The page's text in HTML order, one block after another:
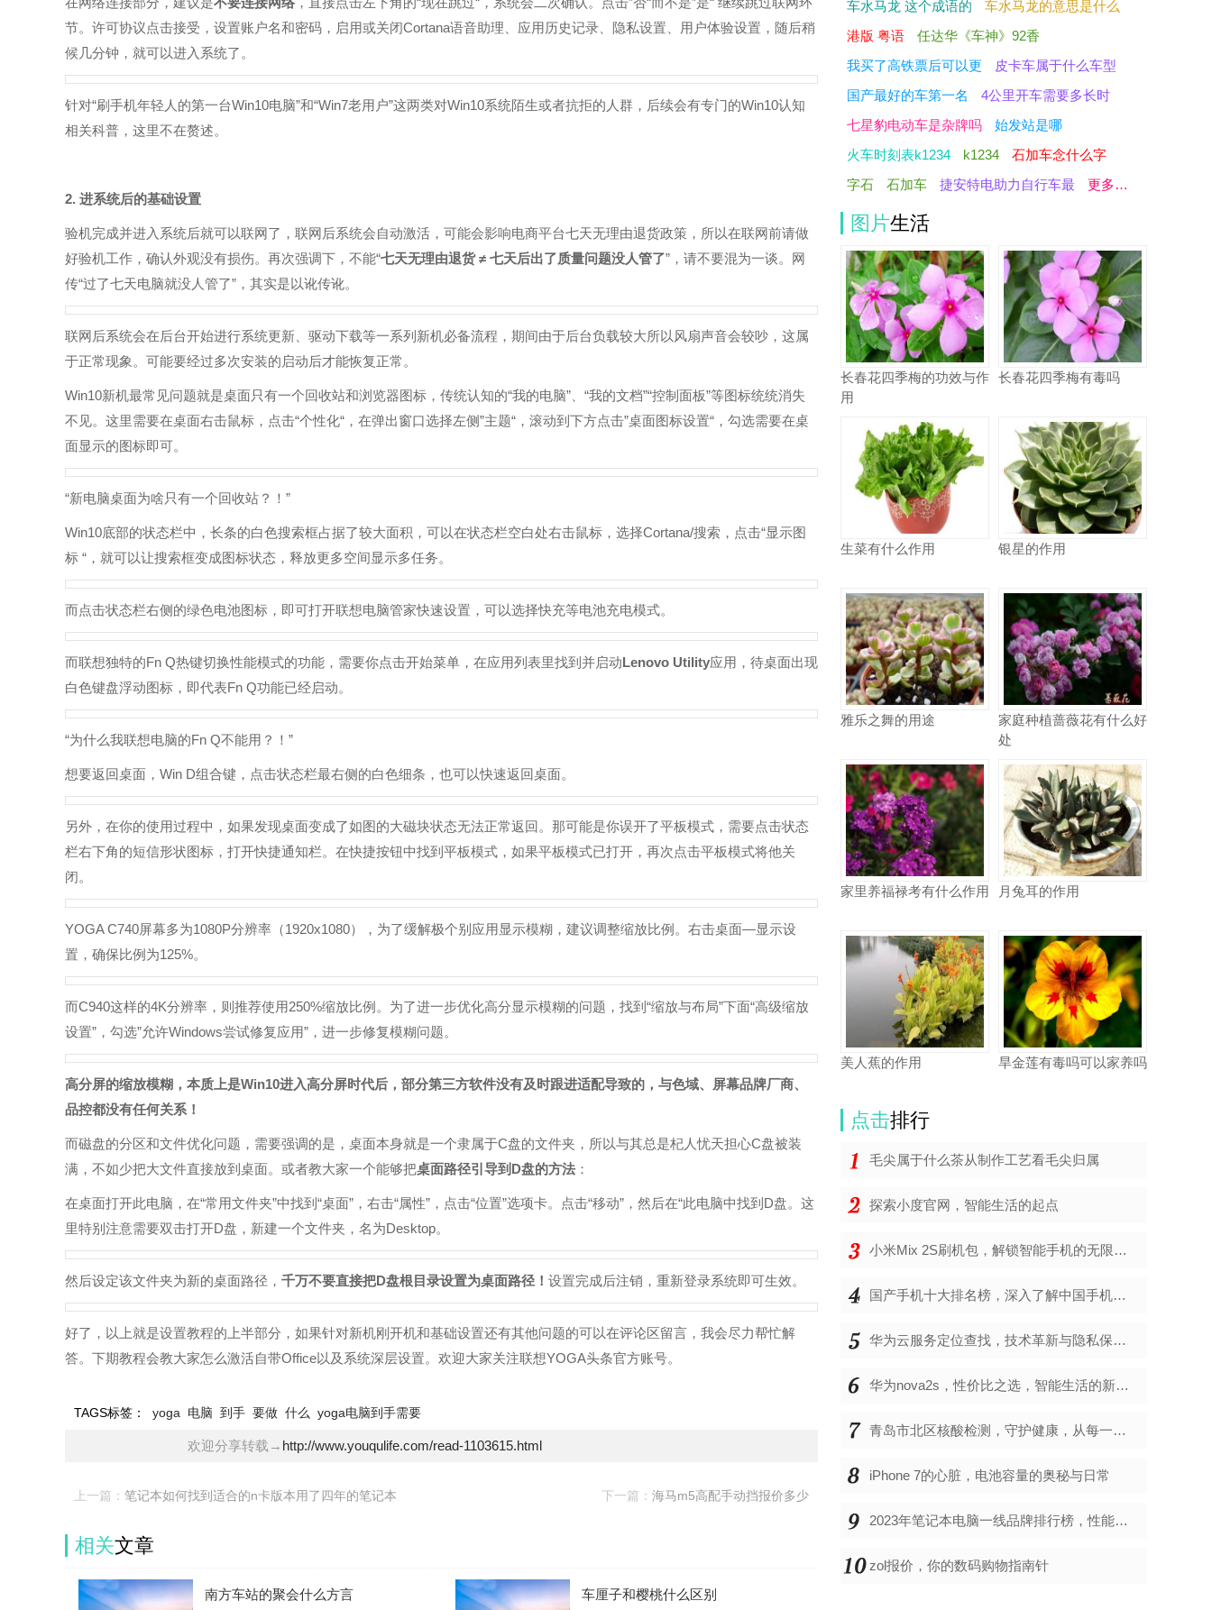
节。许可协议点击接受，设置账户名和密码，启用或关闭Cortana语音助理、应用历史记录、隐私设置、用户体验设置，随后稍
候几分钟，就可以进入系统了。
针对“刷手机年轻人的第一台Win10电脑”和“Win7老用户”这两类对Win10系统陌生或者抗拒的人群，后续会有专门的Win10认知
相关科普，这里不在赘述。
2. 进系统后的基础设置
验机完成并进入系统后就可以联网了，联网后系统会自动激活，可能会影响电商平台七天无理由退货政策，所以在联网前请做
好验机工作，确认外观没有损伤。再次强调下，不能“七天无理由退货 ≠ 七天后出了质量问题没人管了”，请不要混为一谈。网
传“过了七天电脑就没人管了”，其实是以讹传讹。
联网后系统会在后台开始进行系统更新、驱动下载等一系列新机必备流程，期间由于后台负载较大所以风扇声音会较吵，这属
于正常现象。可能要经过多次安装的启动后才能恢复正常。
Win10新机最常见问题就是桌面只有一个回收站和浏览器图标，传统认知的“我的电脑”、“我的文档”“控制面板”等图标统统消失
不见。这里需要在桌面右击鼠标，点击“个性化“，在弹出窗口选择左侧”主题“，滚动到下方点击”桌面图标设置“，勾选需要在桌
面显示的图标即可。
“新电脑桌面为啥只有一个回收站？！”
Win10底部的状态栏中，长条的白色搜索框占据了较大面积，可以在状态栏空白处右击鼠标，选择Cortana/搜索，点击“显示图
标 “，就可以让搜索框变成图标状态，释放更多空间显示多任务。
而点击状态栏右侧的绿色电池图标，即可打开联想电脑管家快速设置，可以选择快充等电池充电模式。
而联想独特的Fn Q热键切换性能模式的功能，需要你点击开始菜单，在应用列表里找到并启动Lenovo Utility应用，待桌面出现
白色键盘浮动图标，即代表Fn Q功能已经启动。
“为什么我联想电脑的Fn Q不能用？！”
想要返回桌面，Win D组合键，点击状态栏最右侧的白色细条，也可以快速返回桌面。
另外，在你的使用过程中，如果发现桌面变成了如图的大磁块状态无法正常返回。那可能是你误开了平板模式，需要点击状态
栏右下角的短信形状图标，打开快捷通知栏。在快捷按钮中找到平板模式，如果平板模式已打开，再次点击平板模式将他关
闭。
YOGA C740屏幕多为1080P分辨率（1920x1080），为了缓解极个别应用显示模糊，建议调整缩放比例。右击桌面—显示设
置，确保比例为125%。
而C940这样的4K分辨率，则推荐使用250%缩放比例。为了进一步优化高分显示模糊的问题，找到“缩放与布局”下面“高级缩放
设置”，勾选”允许Windows尝试修复应用”，进一步修复模糊问题。
高分屏的缩放模糊，本质上是Win10进入高分屏时代后，部分第三方软件没有及时跟进适配导致的，与色域、屏幕品牌厂商、
品控都没有任何关系！
而磁盘的分区和文件优化问题，需要强调的是，桌面本身就是一个隶属于C盘的文件夹，所以与其总是杞人忧天担心C盘被装
满，不如少把大文件直接放到桌面。或者教大家一个能够把桌面路径引导到D盘的方法 ：
在桌面打开此电脑，在“常用文件夹”中找到“桌面”，右击“属性”，点击“位置”选项卡。点击“移动”，然后在“此电脑中找到D盘。这
里特别注意需要双击打开D盘，新建一个文件夹，名为Desktop。
然后设定该文件夹为新的桌面路径， 千万不要直接把D盘根目录设置为桌面路径！ 设置完成后注销，重新登录系统即可生效。
好了，以上就是设置教程的上半部分，如果针对新机刚开机和基础设置还有其他问题的可以在评论区留言，我会尽力帮忙解
答。下期教程会教大家怎么激活自带Office以及系统深层设置。欢迎大家关注联想YOGA头条官方账号。
TAGS标签： yoga 电脑 到手 要做 什么 yoga电脑到手需要
欢迎分享转载→ http://www.youqulife.com/read-1103615.html
上一篇： 笔记本如何找到适合的n卡版本用了四年的笔记本 下一篇： 海马m5高配手动挡报价多少
相关文章
南方车站的聚会什么方言 车厘子和樱桃什么区别
车水马龙 这个成语的
车水马龙的意思是什么
港版 粤语
任达华《车神》92香
我买了高铁票后可以更
皮卡车属于什么车型
国产最好的车第一名
4公里开车需要多长时
七星豹电动车是杂牌吗
始发站是哪
火车时刻表k1234
k1234
石加车念什么字
字石
石加车 捷安特电助力自行车最 更多…
图片生活
长春花四季梅的功效与作
用
长春花四季梅有毒吗
生菜有什么作用 银星的作用
雅乐之舞的用途
家庭种植蔷薇花有什么好
处
家里养福禄考有什么作用 月兔耳的作用
美人蕉的作用 旱金莲有毒吗可以家养吗
点击排行
毛尖属于什么茶从制作工艺看毛尖归属
探索小度官网，智能生活的起点
小米Mix 2S刷机包，解锁智能手机的无限可能
国产手机十大排名榜，深入了解中国手机市场的佼佼者
华为云服务定位查找，技术革新与隐私保护的双重奏
华为nova2s，性价比之选，智能生活的新伙伴
青岛市北区核酸检测，守护健康，从每一次检测开始
iPhone 7的心脏，电池容量的奥秘与日常
2023年笔记本电脑一线品牌排行榜，性能、创新与用户满意度的综合考量
zol报价，你的数码购物指南针